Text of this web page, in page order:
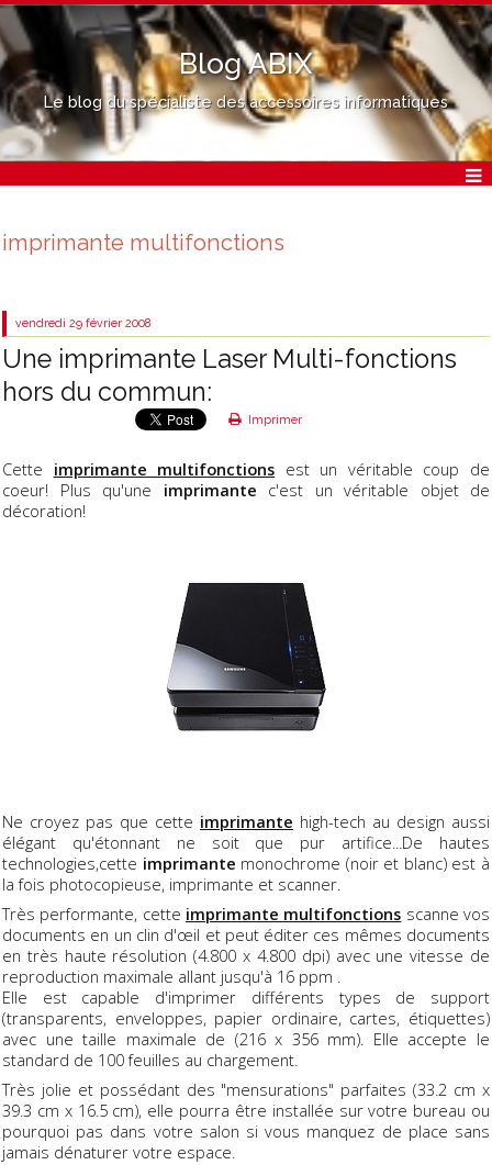
Blog ABIX
Le blog du spécialiste des accessoires informatiques
imprimante multifonctions
vendredi 29 février 2008
Une imprimante Laser Multi-fonctions
hors du commun:
Imprimer
Cette imprimante multifonctions est un véritable coup de
coeur! Plus qu'une imprimante c'est un véritable objet de
décoration!
Ne croyez pas que cette imprimante high-tech au design aussi
élégant qu'étonnant ne soit que pur artifice...De hautes
technologies,cette imprimante monochrome (noir et blanc) est à
la fois photocopieuse, imprimante et scanner.
Très performante, cette imprimante multifonctions scanne vos
documents en un clin d'œil et peut éditer ces mêmes documents
en très haute résolution (4.800 x 4.800 dpi) avec une vitesse de
reproduction maximale allant jusqu'à 16 ppm .
Elle est capable d'imprimer différents types de support
(transparents, enveloppes, papier ordinaire, cartes, étiquettes)
avec une taille maximale de (216 x 356 mm). Elle accepte le
standard de 100 feuilles au chargement.
Très jolie et possédant des "mensurations" parfaites (33.2 cm x
39.3 cm x 16.5 cm), elle pourra être installée sur votre bureau ou
pourquoi pas dans votre salon si vous manquez de place sans
jamais dénaturer votre espace.